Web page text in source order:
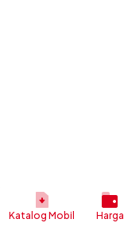
Katalog Mobil Harga